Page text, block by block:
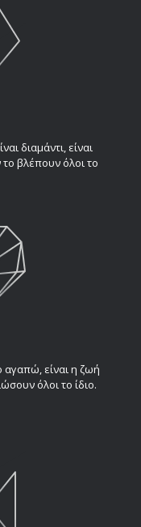
διαμάντι, είναι
βλέπουν όλοι το
αγαπώ, είναι η ζωή
όλοι το ίδιο.